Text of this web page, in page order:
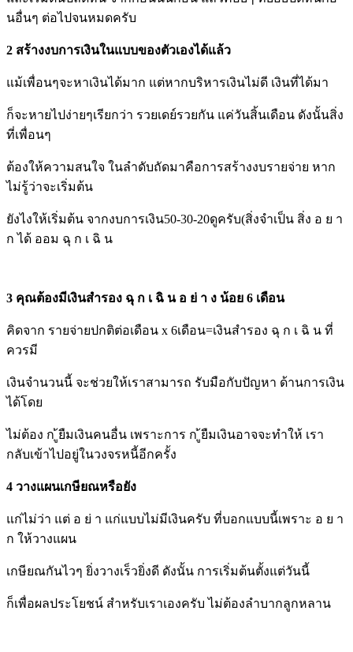
นอื่นๆ ต่อไปจนหมดครับ
2 สร้างงบการเงินในแบบของตัวเองได้แล้ว
แม้เพื่อนๆจะหาเงินได้มาก แต่หากบริหารเงินไม่ดี เงินที่ได้มา
ก็จะหายไปง่ายๆเรียกว่า รวยเดย์รวยกัน แค่วันสิ้นเดือน ดังนั้นสิ่ง
ที่เพื่อนๆ
ต้องให้ความสนใจ ในลำดับถัดมาคือการสร้างงบรายจ่าย หาก
ไม่รู้ว่าจะเริ่มต้น
ยังไงให้เริ่มต้น จากงบการเงิน50-30-20ดูครับ(สิ่งจำเป็น สิ่ง อ ย า
ก ได้ ออม ฉุ ก เ ฉิ น
3 คุณต้องมีเงินสำรอง ฉุ ก เ ฉิ น อ ย่ า ง น้อย 6 เดือน
คิดจาก รายจ่ายปกติต่อเดือน x 6เดือน=เงินสำรอง ฉุ ก เ ฉิ น ที่
ควรมี
เงินจำนวนนี้ จะช่วยให้เราสามารถ รับมือกับปัญหา ด้านการเงิน
ได้โดย
ไม่ต้อง ก ู้ยืมเงินคนอื่น เพราะการ ก ู้ยืมเงินอาจจะทำให้ เรา
กลับเข้าไปอยู่ในวงจรหนี้อีกครั้ง
4 วางแผนเกษียณหรือยัง
แก่ไม่ว่า แต่ อ ย่ า แก่แบบไม่มีเงินครับ ที่บอกแบบนี้เพราะ อ ย า
ก ให้วางแผน
เกษียณกันไวๆ ยิ่งวางเร็วยิ่งดี ดังนั้น การเริ่มต้นตั้งแต่วันนี้
ก็เพื่อผลประโยชน์ สำหรับเราเองครับ ไม่ต้องลำบากลูกหลาน